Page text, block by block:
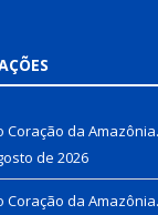
Coração da
de 2026
Coração da